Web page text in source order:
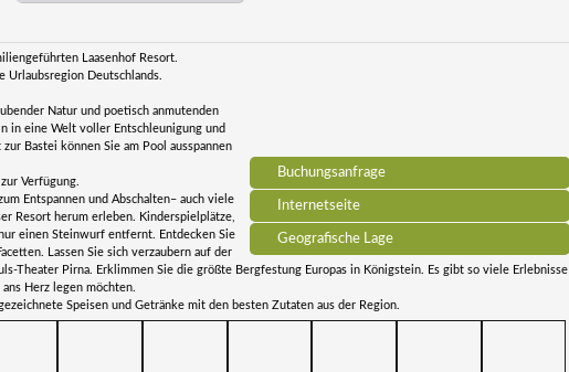
Buchungsanfrage
Internetseite
Geografische Lage
Laasenhof Resort.
Urlaubsregion Deutschlands.
Natur und poetisch anmutenden
in eine Welt voller Entschleunigung und
Bastei können Sie am Pool ausspannen
Verfügung.
Entspannen und Abschalten– auch viele
Resort herum erleben. Kinderspielplätze,
einen Steinwurf entfernt. Entdecken Sie
Lassen Sie sich verzaubern auf der
Theater Pirna. Erklimmen Sie die größte Bergfestung Europas in Königstein. Es gibt so viele Erlebnisse
Herz legen möchten.
Speisen und Getränke mit den besten Zutaten aus der Region.